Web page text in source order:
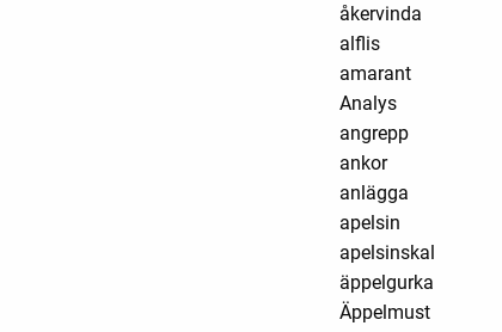
åkervinda
alflis
amarant
Analys
angrepp
ankor
anlägga
apelsin
apelsinskal
äppelgurka
Äppelmust